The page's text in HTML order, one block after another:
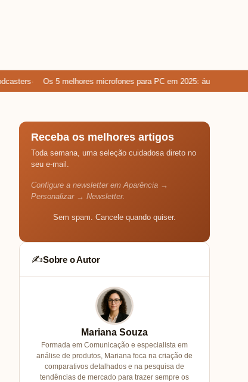
Os 5 melhores microfones para PC em 2025: áudio limpo
Receba os melhores artigos
Toda semana, uma seleção cuidadosa direto no
seu e-mail.
Configure a newsletter em Aparência →
Personalizar → Newsletter.
Sem spam. Cancele quando quiser.
✍️Sobre o Autor
Mariana Souza
Formada em Comunicação e especialista em
análise de produtos, Mariana foca na criação de
comparativos detalhados e na pesquisa de
tendências de mercado para trazer sempre os